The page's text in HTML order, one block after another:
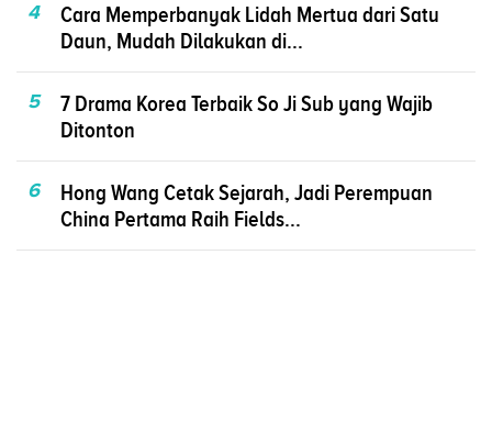
4
Cara Memperbanyak Lidah Mertua dari Satu
Daun, Mudah Dilakukan di...
5
7 Drama Korea Terbaik So Ji Sub yang Wajib
Ditonton
6
Hong Wang Cetak Sejarah, Jadi Perempuan
China Pertama Raih Fields...